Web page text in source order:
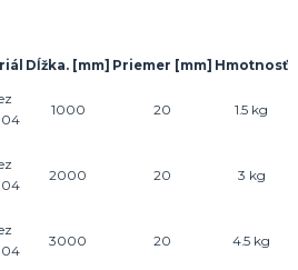
Dĺžka. [mm] Priemer [mm] Hmotnosť
1000 20 1.5 kg
2000 20 3 kg
3000 20 4.5 kg